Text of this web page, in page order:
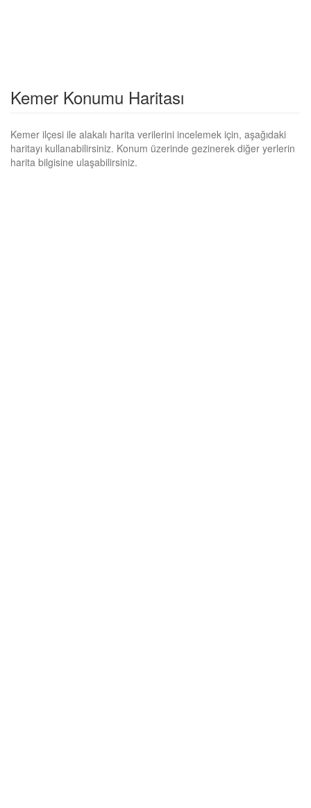
Kemer Konumu Haritası
Kemer ilçesi ile alakalı harita verilerini incelemek için, aşağıdaki
haritayı kullanabilirsiniz. Konum üzerinde gezinerek diğer yerlerin
harita bilgisine ulaşabilirsiniz.